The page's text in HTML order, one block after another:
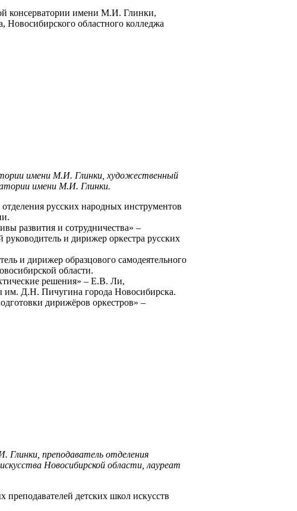
консерватории имени М.И. Глинки,
Новосибирского областного колледжа
имени М.И. Глинки, художественный
имени М.И. Глинки.
русских народных инструментов
развития и сотрудничества» –
и дирижер оркестра русских
и дирижер образцового самодеятельного
области.
решения» – Е.В. Ли,
им. Д.Н. Пичугина города Новосибирска.
дирижёров оркестров» –
Глинки, преподаватель отделения
Новосибирской области, лауреат
детских школ искусств